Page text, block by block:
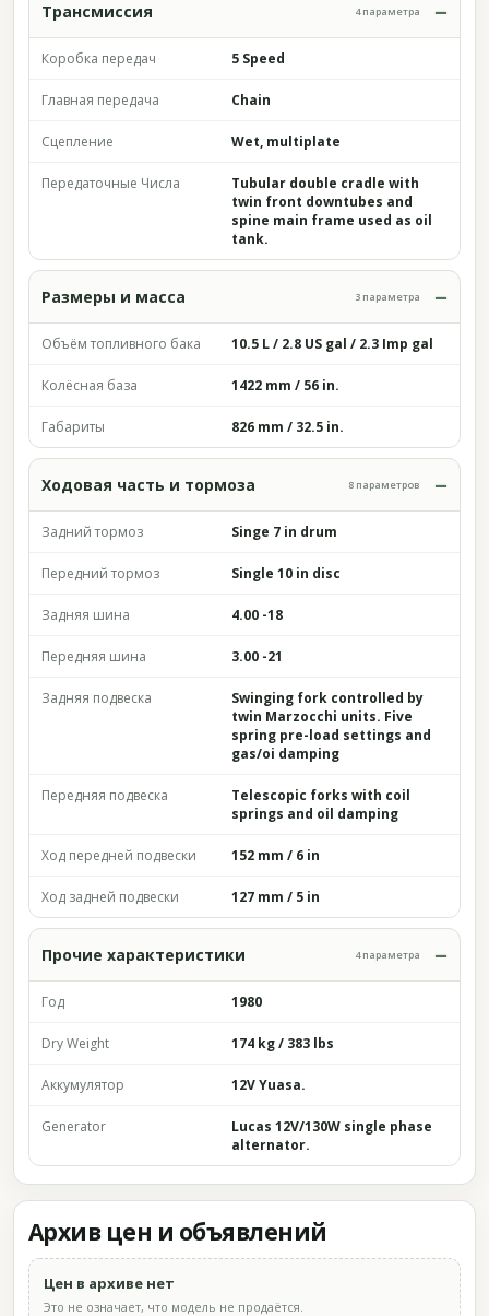
Трансмиссия 4 параметра
Коробка передач 5 Speed
Главная передача Chain
Сцепление Wet, multiplate
Передаточные Числа
Tubular double cradle with
twin front downtubes and
spine main frame used as oil
tank.
Размеры и масса 3 параметра
Объём топливного бака 10.5 L / 2.8 US gal / 2.3 Imp gal
Колёсная база 1422 mm / 56 in.
Габариты 826 mm / 32.5 in.
Ходовая часть и тормоза 8 параметров
Задний тормоз Singe 7 in drum
Передний тормоз Single 10 in disc
Задняя шина 4.00 -18
Передняя шина 3.00 -21
Задняя подвеска
Swinging fork controlled by
twin Marzocchi units. Five
spring pre-load settings and
gas/oi damping
Передняя подвеска
Telescopic forks with coil
springs and oil damping
Ход передней подвески 152 mm / 6 in
Ход задней подвески 127 mm / 5 in
Прочие характеристики 4 параметра
Год 1980
Dry Weight 174 kg / 383 lbs
Аккумулятор 12V Yuasa.
Generator
Lucas 12V/130W single phase
alternator.
Архив цен и объявлений
Цен в архиве нет
Это не означает, что модель не продаётся.